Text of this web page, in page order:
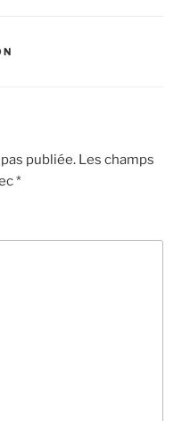
publiée. Les champs
*